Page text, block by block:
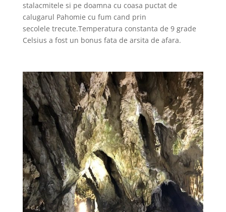
stalacmitele si pe doamna cu coasa puctat de
calugarul Pahomie cu fum cand prin
secolele trecute.Temperatura constanta de 9 grade
Celsius a fost un bonus fata de arsita de afara.